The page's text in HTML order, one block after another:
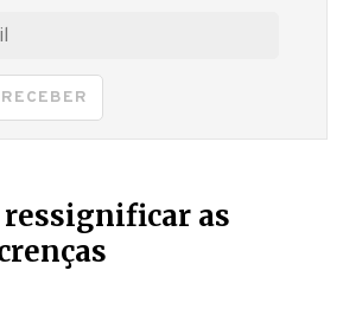
ressignificar as